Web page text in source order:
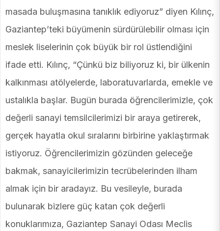
masada buluşmasına tanıklık ediyoruz” diyen Kılınç,
Gaziantep’teki büyümenin sürdürülebilir olması için
meslek liselerinin çok büyük bir rol üstlendiğini
ifade etti. Kılınç, “Çünkü biz biliyoruz ki, bir ülkenin
kalkınması atölyelerde, laboratuvarlarda, emekle ve
ustalıkla başlar. Bugün burada öğrencilerimizle, çok
değerli sanayi temsilcilerimizi bir araya getirerek,
gerçek hayatla okul sıralarını birbirine yaklaştırmak
istiyoruz. Öğrencilerimizin gözünden geleceğe
bakmak, sanayicilerimizin tecrübelerinden ilham
almak için bir aradayız. Bu vesileyle, burada
bulunarak bizlere güç katan çok değerli
konuklarımıza, Gaziantep Sanayi Odası Meclis